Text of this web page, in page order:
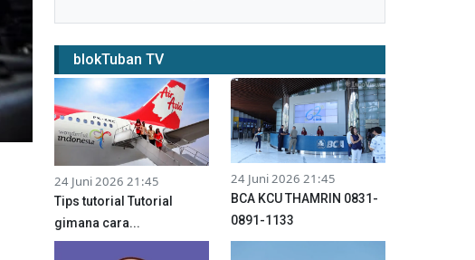
blokTuban TV
24 Juni 2026 21:45
Tips tutorial Tutorial
gimana cara...
24 Juni 2026 21:45
BCA KCU THAMRIN 0831-
0891-1133